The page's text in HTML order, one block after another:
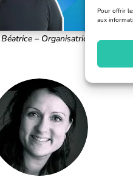
Pour offrir
aux
Béatrice – Organisatrice de